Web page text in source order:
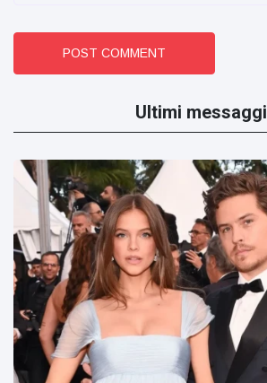
POST COMMENT
Ultimi messaggi